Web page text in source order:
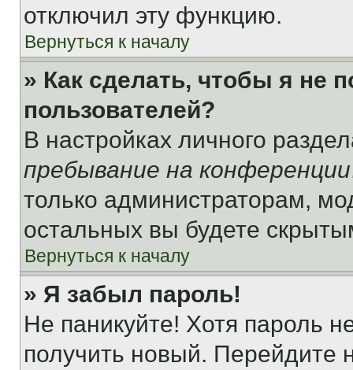
отключил эту функцию.
Вернуться к началу
» Как сделать, чтобы я не
пользователей?
В настройках личного
пребывание на конференции
только администраторам,
остальных вы будете
Вернуться к началу
» Я забыл пароль!
Не паникуйте! Хотя пароль
получить новый. Перейдите